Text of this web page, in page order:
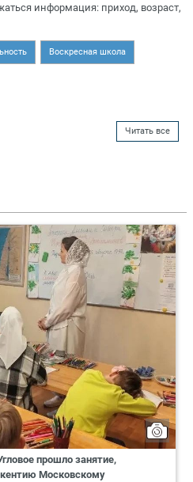
информация: приход, возраст,
Воскресная школа
Читать все
прошло занятие,
Московскому